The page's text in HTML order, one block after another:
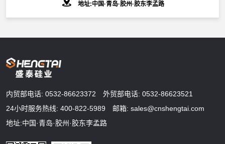
地址:中国·青岛·胶州·胶东李孟路
内贸部电话: 0532-86623372 外贸部电话: 0532-86623521
24小时服务热线: 400-822-5989 邮箱: sales@cnshengtai.com
地址:中国·青岛·胶州·胶东李孟路